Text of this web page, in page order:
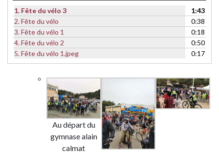
1. Fête du vélo 3
1:43
2.Fête du vélo
0:38
3.Fête du vélo 1
0:18
4.Fête du vélo 2
0:50
5.Fête du vélo 1.jpeg 0:17
Au départ du
gymnase alain
calmat